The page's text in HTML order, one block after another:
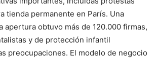
tienda permanente en París. Una
apertura obtuvo más de 120.000 firmas,
y de protección infantil
preocupaciones. El modelo de negocio